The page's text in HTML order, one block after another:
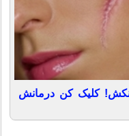
کلیک کن درمانش